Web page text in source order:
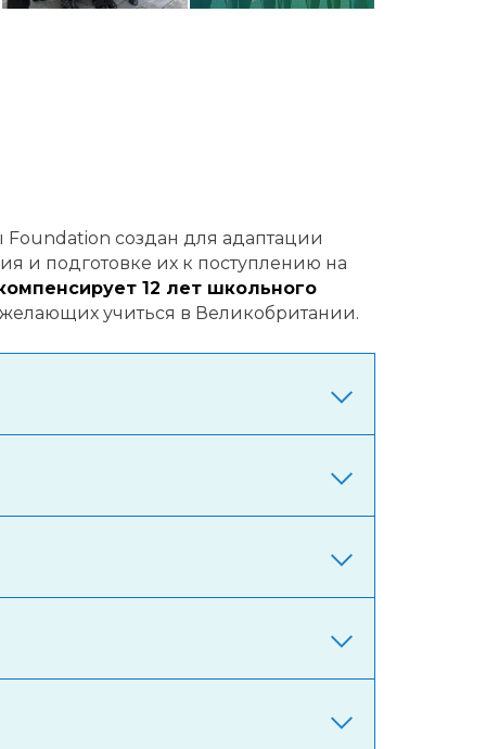
Foundation создан для адаптации
и подготовке их к поступлению на
12 лет школьного
учиться в Великобритании.